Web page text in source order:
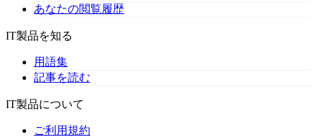
あなたの閲覧履歴
IT製品を知る
用語集
記事を読む
IT製品について
ご利用規約